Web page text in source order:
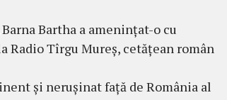
Bartha a amenințat-o cu
Radio Tîrgu Mureș, cetățean român
și nerușinat față de România al